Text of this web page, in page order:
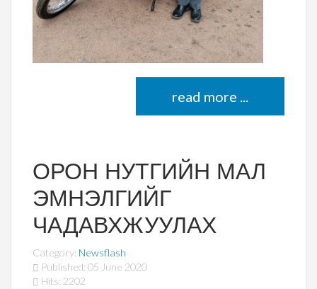
read more ...
ОРОН НУТГИЙН МАЛ
ЭМНЭЛГИЙГ
ЧАДАВХЖУУЛАХ
Category: Newsflash
Published: 05 June 2020
Hits: 2202